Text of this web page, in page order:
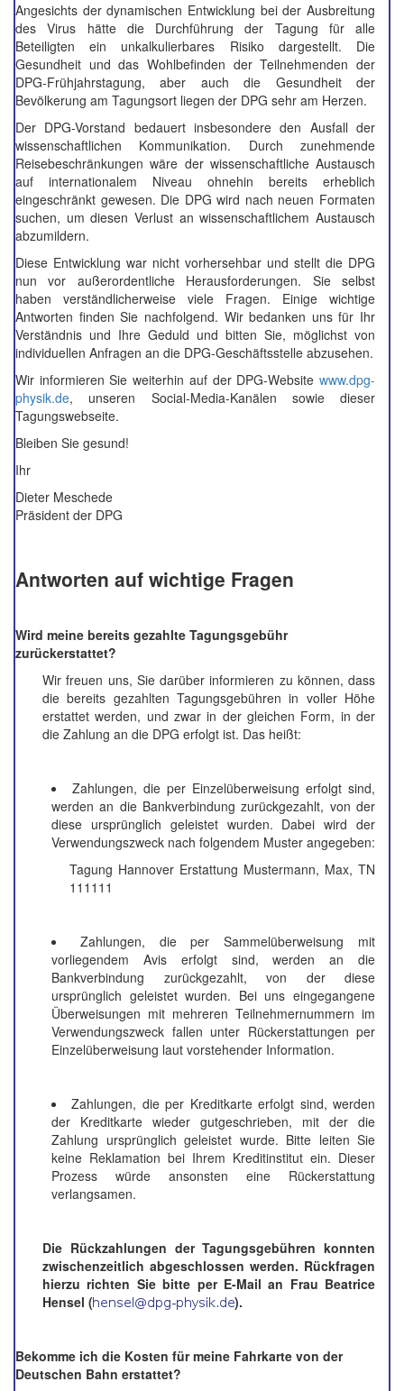
Angesichts der dynamischen Entwicklung bei der Ausbreitung
des Virus hätte die Durchführung der Tagung für alle
Beteiligten ein unkalkulierbares Risiko dargestellt. Die
Gesundheit und das Wohlbefinden der Teilnehmenden der
DPG-Frühjahrstagung, aber auch die Gesundheit der
Bevölkerung am Tagungsort liegen der DPG sehr am Herzen.
Der DPG-Vorstand bedauert insbesondere den Ausfall der
wissenschaftlichen Kommunikation. Durch zunehmende
Reisebeschränkungen wäre der wissenschaftliche Austausch
auf internationalem Niveau ohnehin bereits erheblich
eingeschränkt gewesen. Die DPG wird nach neuen Formaten
suchen, um diesen Verlust an wissenschaftlichem Austausch
abzumildern.
Diese Entwicklung war nicht vorhersehbar und stellt die DPG
nun vor außerordentliche Herausforderungen. Sie selbst
haben verständlicherweise viele Fragen. Einige wichtige
Antworten finden Sie nachfolgend. Wir bedanken uns für Ihr
Verständnis und Ihre Geduld und bitten Sie, möglichst von
individuellen Anfragen an die DPG-Geschäftsstelle abzusehen.
Wir informieren Sie weiterhin auf der DPG-Website www.dpg-
physik.de, unseren Social-Media-Kanälen sowie dieser
Tagungswebseite.
Bleiben Sie gesund!
Ihr
Dieter Meschede
Präsident der DPG
Antworten auf wichtige Fragen
Wird meine bereits gezahlte Tagungsgebühr
zurückerstattet?
Wir freuen uns, Sie darüber informieren zu können, dass
die bereits gezahlten Tagungsgebühren in voller Höhe
erstattet werden, und zwar in der gleichen Form, in der
die Zahlung an die DPG erfolgt ist. Das heißt:
Zahlungen, die per Einzelüberweisung erfolgt sind,
werden an die Bankverbindung zurückgezahlt, von der
diese ursprünglich geleistet wurden. Dabei wird der
Verwendungszweck nach folgendem Muster angegeben:
Tagung Hannover Erstattung Mustermann, Max, TN
111111
Zahlungen, die per Sammelüberweisung mit
vorliegendem Avis erfolgt sind, werden an die
Bankverbindung zurückgezahlt, von der diese
ursprünglich geleistet wurden. Bei uns eingegangene
Überweisungen mit mehreren Teilnehmernummern im
Verwendungszweck fallen unter Rückerstattungen per
Einzelüberweisung laut vorstehender Information.
Zahlungen, die per Kreditkarte erfolgt sind, werden
der Kreditkarte wieder gutgeschrieben, mit der die
Zahlung ursprünglich geleistet wurde. Bitte leiten Sie
keine Reklamation bei Ihrem Kreditinstitut ein. Dieser
Prozess würde ansonsten eine Rückerstattung
verlangsamen.
Die Rückzahlungen der Tagungsgebühren konnten
zwischenzeitlich abgeschlossen werden. Rückfragen
hierzu richten Sie bitte per E-Mail an Frau Beatrice
Hensel (
).
Bekomme ich die Kosten für meine Fahrkarte von der
Deutschen Bahn erstattet?